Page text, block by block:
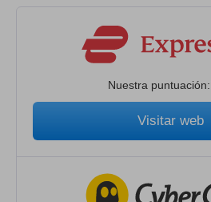
Nuestra puntuación:
Visitar web